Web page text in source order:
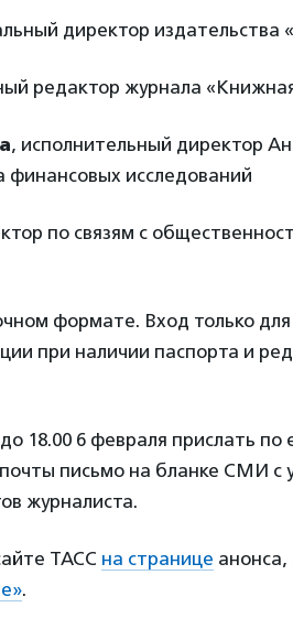
директор издательства
редактор журнала
, исполнительный директор
финансовых исследований
по связям с
формате. Вход только
при наличии паспорта и
18.00 6 февраля прислать по
почты письмо на бланке СМИ
журналиста.
ТАСС на странице анонса,
.